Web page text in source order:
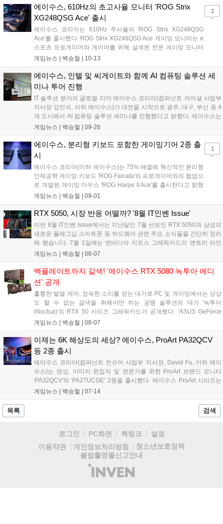
어 신제품 전시 및 체험 그리고 다양한 이벤트와 경품이 제공될 예정으
로 참가 신청은 에이수스 공식 홈페이지 및 ASUS ROG SNS 채널을 통
해 가능하다....
에이수스, 610Hz의 초고사율 모니터 'ROG Strix
XG248QSG Ace' 출시
에이수스 코리아는 610Hz 주사율의 'ROG Strix XG248QSG
Ace'를 출시했다. ROG Strix XG248QSG Ace 게이밍 모니터는 e
스포츠 프로게이머와 게이머를 위해 설계된 전문 게이밍 모니터
다. e스포츠 프로게이머가 요구하는 집중력에 적합한 24.1인치
비주얼의 부드러움과 변화를 빠르게 파악하여, 한 차원 높은 수준
의 플레이가 가능하도록 설계된 제품이다. 0.1ms의 응답속도와
개선된 익스트림 로우 모션 블러 2 기술을 적용해 모션 블러과 고
스팅 현상을 최소화하여 상대의 움직임을 빠르게 추적 가능하며,
0.8ms의 낮은 인풋렉을 더해 입력 지연 없는 즉각적인 반응을 지
원하여 게이머가 경기에서 유리한 고지를 선점할 수 있다....
게임뉴스 | 백승철 | 10-13
2
에이수스, 인텔 및 씨게이트와 함께 AI 컴퓨팅 솔루션 세
미나 투어 진행
IT 솔루션 분야의 글로벌 리더 에이수스 코리아(컴퍼넌트 커머셜 사업부
지사장 강인석, 이하 에이수스)가 대전을 시작으로 광주, 대구, 부산 등 4
개 도시에서 AI 컴퓨팅 솔루션 세미나를 진행했다고 밝혔다. 에이수스는
AI 시대의 핵심 플레이어로 NVIDIA와의 파트너 관계를 통한 강력한
이번 세미나는 AI를 통해 급변하고 있는 시장 환경 속에서 에이수스의 서
버, IoT, 미니 PC 기술이 어떻게 비즈니스의 경계를 확장하고 새로운 가
치를 창출하는지에 대한 깊이 있는 제안과 방향 설정을 위해 마련되었
다....
게임뉴스 | 백승철 | 09-26
에이수스, 분리형 키보드 포함한 게이밍기어 2종 출
시
에이수스 코리아(이하 에이수스)는 75% 배열에 혁신적인 분리형
인체공학 게이밍 키보드 'ROG Falcata'와 프로게이머와의 협업으
로 개발된 게이밍 마우스 'ROG Harpe II Ace'를 출시한다고 밝혔
다. 'ROG Falcata 게이밍 키보드'는 사용자가 의도한 키 입력을 정
연성을 갖춰 다양한 게임 환경에 대응하는 제품이다. 'ROG
'Demon1'을 포함해 최고의 프로 게이머들과의 협업을 통해 개발
되었다. 이를 통해 정밀한 움직임 및 신뢰성을 갖추어 플레이어의
잠재력을 극대화하여 실현할 수 있도록 설계되었다....
게임뉴스 | 백승철 | 09-01
1
RTX 5050, 시장 반응 어떨까? '8월 IT인벤 Issue'
이번 8월 IT인벤 Issue에서는 지난달인 7월 선보인 RTX 5050과 삼성의
새로운 플래그십 스마트폰 등 하드웨어 관련 주요 소식들을 간단히 정리
해 봤습니다. 7월 1일에는 엔비디아 지포스 그래픽카드의 엔트리 라인
업, RTX 5050이 출시됐습니다. 50 및 60 라인업의 제품은 가격 접근성
세계 하드웨어 커뮤니티로부터 혹평을 받고 있습니다....
게임뉴스 | 백승철 | 08-07
백플레이트까지 갈색! '에이수스 RTX 5080 녹투아 에디
션' 공개
훌륭한 발열 제어, 정숙한 소리를 얻는 대가로 PC 및 게이밍에서는 상상
도 할 수 없는 갈색을 취해야만 하는 공랭 솔루션의 대가 '녹투아
(Noctua)'의 RTX 50 시리즈 그래픽카드가 공개됐다. 'ASUS GeForce
RTX 5080 16GB GDDR7 Noctua OC Edition'이 주는 느낌은 이전 세대
픽카드는 뭔가 그래픽카드 골격에 녹투아 쿨러를 얹은 것 같은 느낌이었
다. 하지만 이번 RTX 5080에서는 정말로 협업하여 디자인 및 제작이 되
었다는 느낌을 풍긴다. 색깔도 이런데 자꾸 풍긴다고 해서 미안하지만
사실이다. 그래픽카드를 감싸고 있는 겉면뿐만 아니라 백플레이트까지
녹투아를 상징하는 갈색으로 구성되어 있다....
게임뉴스 | 백승철 | 08-07
이제는 6K 해상도의 세상? 에이수스, ProArt PA32QCV
등 2종 출시
에이수스 코리아(컴퍼넌트 컨슈머 사업부 지사장, David Fu, 이하 에이
수스)는 영상, 이미지 편집자 및 전문가를 위한 ProArt 브랜드 모니터
'PA32QCV'와 'PA27UCGE' 2종을 출시했다. 에이수스 ProArt 시리즈는
사진작가, 비디오그래퍼, 건축가, 아티스트 등 크리에이티브 전문가를
게임뉴스 | 백승철 | 07-14
목록 검색
로그인 PC화면 퀵링크
설정
이용약관
개인정보처리방침
청소년보호정책
불법촬영물신고안내
(주)
인